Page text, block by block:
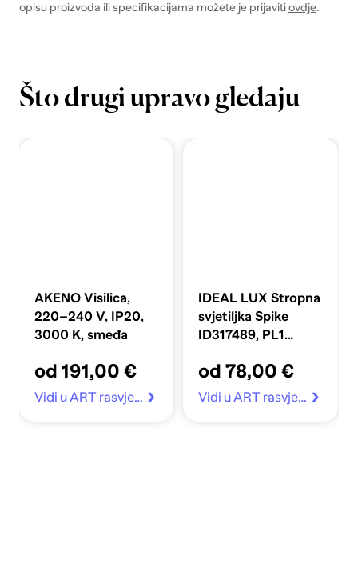
opisu proizvoda ili specifikacijama možete je prijavitiovdje.
Što drugi upravo gledaju
AKENO Visilica,
220–240 V, IP20,
3000 K, smeđa
od 191,00 €
Vidi u ART rasvjeta
IDEAL LUX Stropna
svjetiljka Spike
ID317489, PL1
GX53
od 78,00 €
Vidi u ART rasvjeta